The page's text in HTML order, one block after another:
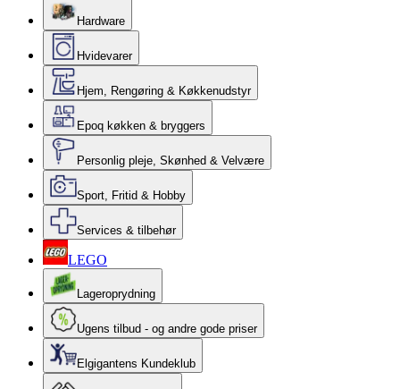
Hardware
Hvidevarer
Hjem, Rengøring & Køkkenudstyr
Epoq køkken & bryggers
Personlig pleje, Skønhed & Velvære
Sport, Fritid & Hobby
Services & tilbehør
LEGO
Lageroprydning
Ugens tilbud - og andre gode priser
Elgigantens Kundeklub